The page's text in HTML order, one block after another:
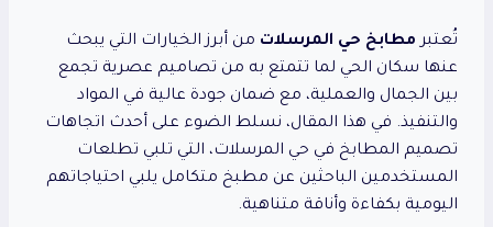
تُعتبر مطابخ حي المرسلات من أبرز الخيارات التي يبحث
عنها سكان الحي لما تتمتع به من تصاميم عصرية تجمع
بين الجمال والعملية، مع ضمان جودة عالية في المواد
والتنفيذ. في هذا المقال، نسلط الضوء على أحدث اتجاهات
تصميم المطابخ في حي المرسلات، التي تلبي تطلعات
المستخدمين الباحثين عن مطبخ متكامل يلبي احتياجاتهم
اليومية بكفاءة وأناقة متناهية.